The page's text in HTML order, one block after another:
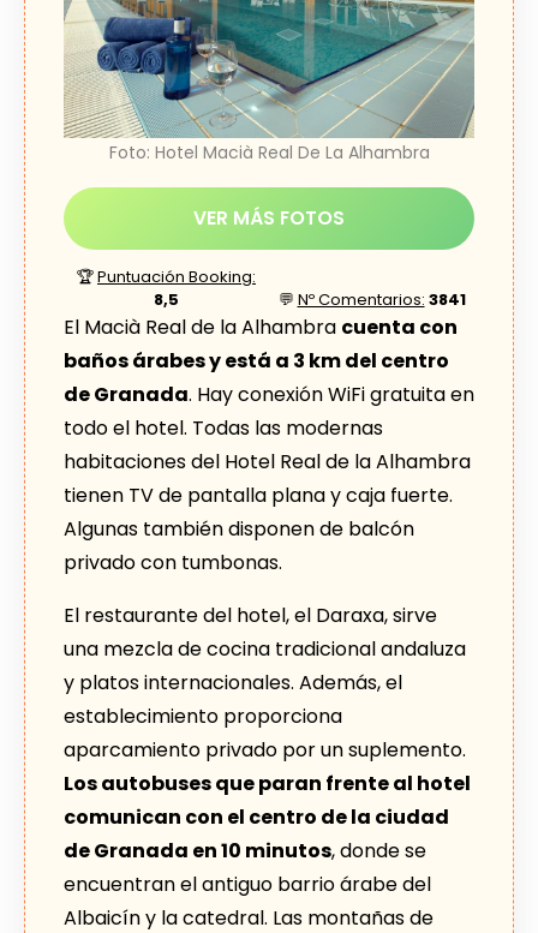
Foto: Hotel Macià Real De La Alhambra
VER MÁS FOTOS
🏆Puntuación Booking:
8,5
💬 Nº Comentarios: 3841
El Macià Real de la Alhambra cuenta con
baños árabes y está a 3 km del centro
de Granada. Hay conexión WiFi gratuita en
todo el hotel. Todas las modernas
habitaciones del Hotel Real de la Alhambra
tienen TV de pantalla plana y caja fuerte.
Algunas también disponen de balcón
privado con tumbonas.
El restaurante del hotel, el Daraxa, sirve
una mezcla de cocina tradicional andaluza
y platos internacionales. Además, el
establecimiento proporciona
aparcamiento privado por un suplemento.
Los autobuses que paran frente al hotel
comunican con el centro de la ciudad
de Granada en 10 minutos, donde se
encuentran el antiguo barrio árabe del
Albaicín y la catedral. Las montañas de